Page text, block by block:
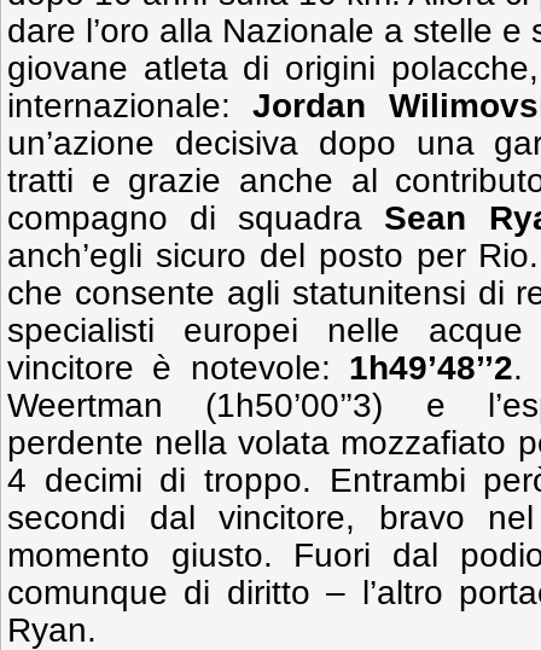
dare l’oro alla Nazionale a stelle
giovane atleta di origini
internazionale:Jordan
un’azione decisiva dopo una
tratti e grazie anche al
compagno di squadra Sean
anch’egli sicuro del posto per
che consente agli statunitensi di
specialisti europei nelle
vincitore è notevole: 1h49’48’’2.
Weertman (1h50’00’’3) e
perdente nella volata mozzafiato
4 decimi di troppo. Entrambi
secondi dal vincitore, bravo
momento giusto. Fuori dal
comunque di diritto – l’altro
Ryan.